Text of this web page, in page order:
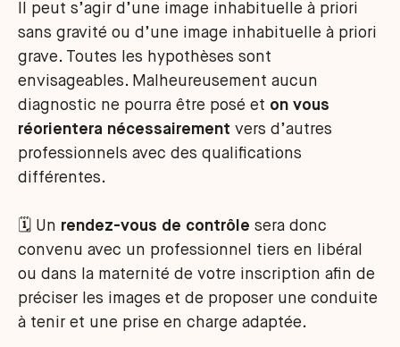
Il peut s’agir d’une image inhabituelle à priori
sans gravité ou d’une image inhabituelle à priori
grave. Toutes les hypothèses sont
envisageables. Malheureusement aucun
diagnostic ne pourra être posé et on vous
réorientera nécessairement vers d’autres
professionnels avec des qualifications
différentes.
🗓️ Un rendez-vous de contrôle sera donc
convenu avec un professionnel tiers en libéral
ou dans la maternité de votre inscription afin de
préciser les images et de proposer une conduite
à tenir et une prise en charge adaptée.